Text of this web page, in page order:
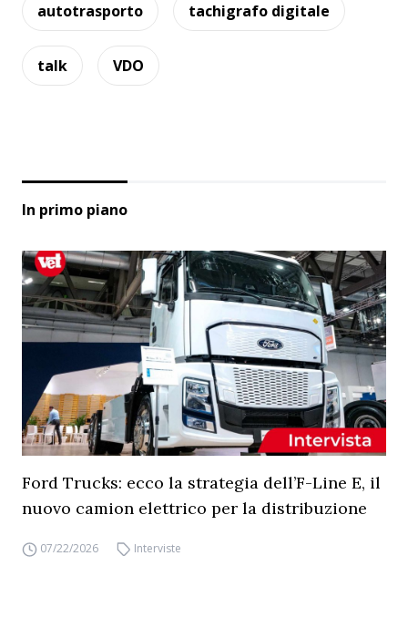
autotrasporto tachigrafo digitale
talk VDO
In primo piano
Ford Trucks: ecco la strategia dell’F-Line E, il
nuovo camion elettrico per la distribuzione
07/22/2026 Interviste